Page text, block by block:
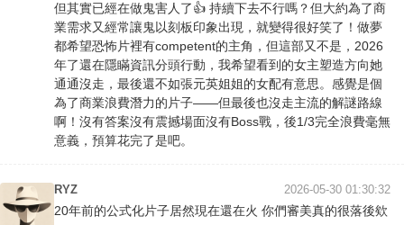
但其實已經在做鬼害人了👍 持續下去不行嗎？但大約為了商
業需求又經常讓鬼以刻板印象出現，就變得很好笑了！做夢
都希望恐怖片裡有competent的主角，但這部又不是，2026
年了還在隱瞞資訊分頭行動，我希望看到的女主塑造方向她
通通沒走，最後還不如張元英姐姐的女配有意思。感覺是個
為了商業浪費潛力的片子——但最後也沒走主流的解謎路線
啊！沒有答案沒有震撼場面沒有Boss戰，後1/3完全浪費毫無
意義，預算花完了是吧。
RYZ 2026-05-30 01:30:32
20年前的公式化片子居然現在還在火 你們審美真的很落後欸